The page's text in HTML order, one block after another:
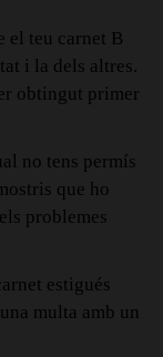
el teu carnet B
i la dels altres.
obtingut primer
no tens permís
que ho
problemes
estigués
multa amb un